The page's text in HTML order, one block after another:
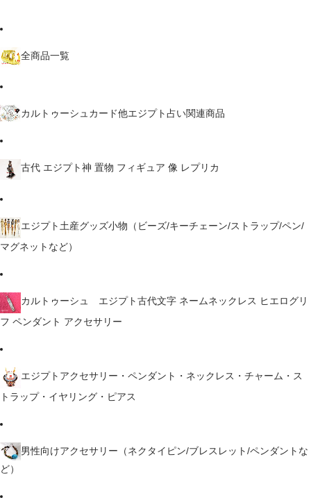
全商品一覧
カルトゥーシュカード他エジプト占い関連商品
古代 エジプト神 置物 フィギュア 像 レプリカ
エジプト土産グッズ小物（ビーズ/キーチェーン/ストラップ/ペン/
マグネットなど）
カルトゥーシュ エジプト古代文字 ネームネックレス ヒエログリ
フ ペンダント アクセサリー
エジプトアクセサリー・ペンダント・ネックレス・チャーム・ス
トラップ・イヤリング・ピアス
男性向けアクセサリー（ネクタイピン/ブレスレット/ペンダントな
ど）